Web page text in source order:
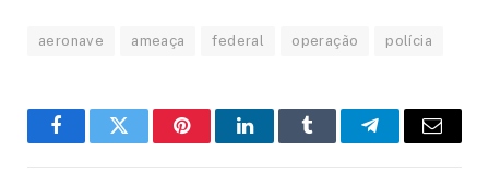
aeronave ameaça federal operação polícia
FacebookTwitter PinterestLinkedInTumblr TelegramEmail